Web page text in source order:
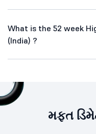
What is the 52 week
(India) ?
મફત